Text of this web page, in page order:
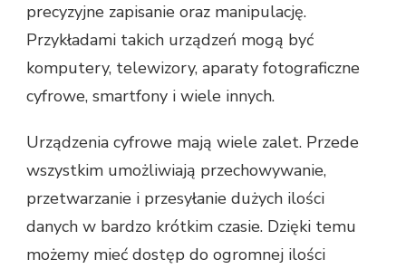
precyzyjne zapisanie oraz manipulację.
Przykładami takich urządzeń mogą być
komputery, telewizory, aparaty fotograficzne
cyfrowe, smartfony i wiele innych.
Urządzenia cyfrowe mają wiele zalet. Przede
wszystkim umożliwiają przechowywanie,
przetwarzanie i przesyłanie dużych ilości
danych w bardzo krótkim czasie. Dzięki temu
możemy mieć dostęp do ogromnej ilości